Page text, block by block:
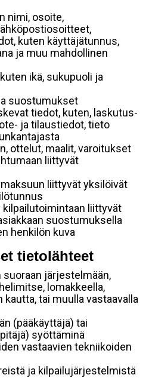
nimi, osoite,
kuten käyttäjätunnus,
ja muu mahdollinen
ikä, sukupuoli ja
suostumukset
tiedot, kuten, laskutus-
ja tilaustiedot, tieto
ottelut, maalit, varoitukset
liittyvät
liittyvät yksilöivät
kilpailutoimintaan liittyvät
suostumuksella
henkilön kuva
tietolähteet
järjestelmään,
lomakkeella,
tai muulla vastaavalla
(pääkäyttäjä) tai
syöttäminä
vastaavien tekniikoiden
ja kilpailujärjestelmistä